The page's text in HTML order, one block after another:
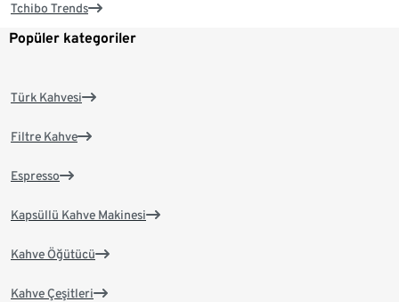
Tchibo Trends
Popüler kategoriler
Türk Kahvesi
Filtre Kahve
Espresso
Kapsüllü Kahve Makinesi
Kahve Öğütücü
Kahve Çeşitleri